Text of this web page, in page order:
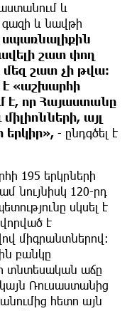
և
գազի և նավթի
սպառնալիքին
շատ փող
մեզ շատ չի թվա։
է «աշխարհի
է, որ Հայաստանը
այլ
երկիր», - ընդգծել է
195 երկրների
նույնիսկ 120-րդ
սկսել է
է
միգրանտներով։
բանկը
տնտեսական աճը
Ռուսաստանից
հետո այն